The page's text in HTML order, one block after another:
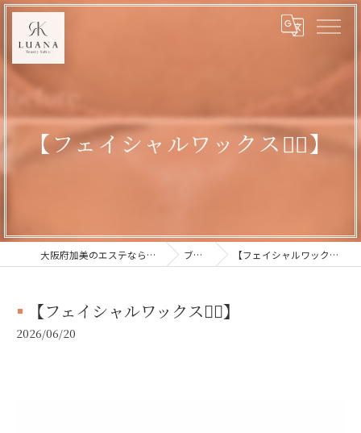
【フェイシャルワックス💆‍♀️】
大阪府加美のエステならLUANA ブログ 【フェイシャルワックス💆‍♀️】
【フェイシャルワックス💆‍♀️】
2026/06/20